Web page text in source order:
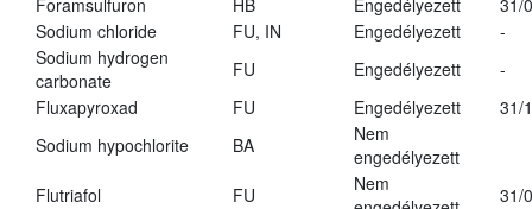
Foramsulfuron HB Engedélyezett
31/
Sodium chloride
FU, IN Engedélyezett
-
Sodium hydrogen
carbonate
FU Engedélyezett
-
Fluxapyroxad
FU Engedélyezett
31/
Sodium hypochlorite
BA
Nem
engedélyezett
Flutriafol
FU
Nem
31/